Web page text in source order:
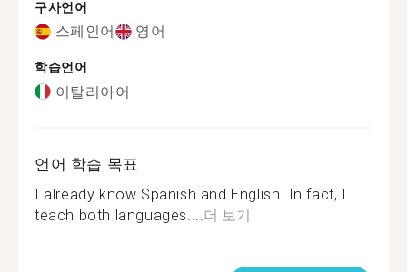
구사언어
스페인어 영어
학습언어
이탈리아어
언어 학습 목표
I already know Spanish and English. In fact, I
teach both languages.... 더 보기